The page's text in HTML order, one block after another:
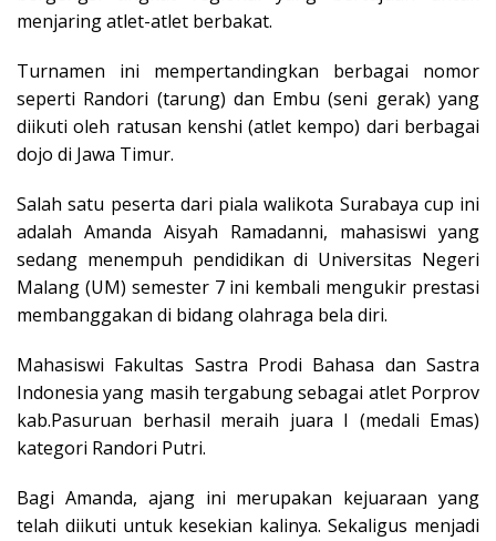
menjaring atlet-atlet berbakat.
Turnamen ini mempertandingkan berbagai nomor
seperti Randori (tarung) dan Embu (seni gerak) yang
diikuti oleh ratusan kenshi (atlet kempo) dari berbagai
dojo di Jawa Timur.
Salah satu peserta dari piala walikota Surabaya cup ini
adalah Amanda Aisyah Ramadanni, mahasiswi yang
sedang menempuh pendidikan di Universitas Negeri
Malang (UM) semester 7 ini kembali mengukir prestasi
membanggakan di bidang olahraga bela diri.
Mahasiswi Fakultas Sastra Prodi Bahasa dan Sastra
Indonesia yang masih tergabung sebagai atlet Porprov
kab.Pasuruan berhasil meraih juara I (medali Emas)
kategori Randori Putri.
Bagi Amanda, ajang ini merupakan kejuaraan yang
telah diikuti untuk kesekian kalinya. Sekaligus menjadi